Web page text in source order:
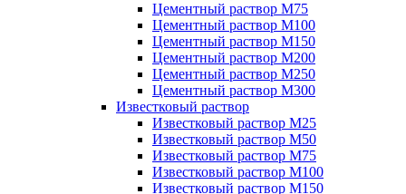
Цементный раствор М75
Цементный раствор М100
Цементный раствор М150
Цементный раствор М200
Цементный раствор М250
Цементный раствор М300
Известковый раствор
Известковый раствор М25
Известковый раствор М50
Известковый раствор М75
Известковый раствор М100
Известковый раствор М150